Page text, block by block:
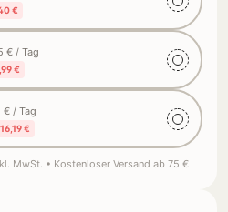
€
€ / Tag
€
€ / Tag
€
MwSt. • Kostenloser Versand ab 75 €